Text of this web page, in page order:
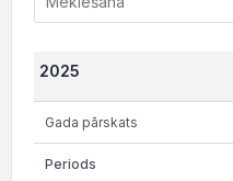
2025
Gada pārskats